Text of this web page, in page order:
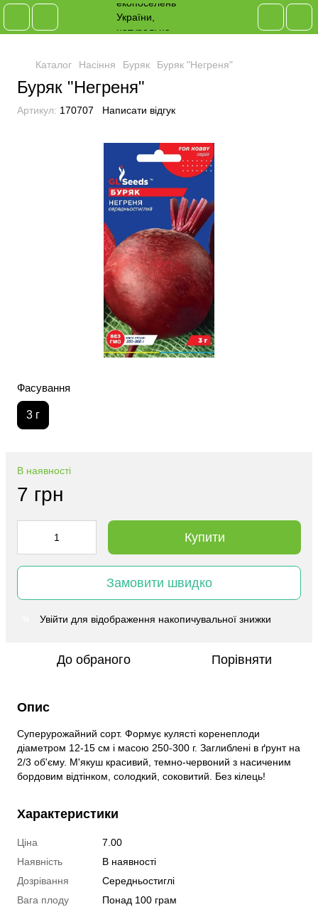
Каталог Насіння Буряк Буряк "Негреня"
Буряк "Негреня"
Артикул: 170707 Написати відгук
Фасування
3 г
В наявності
7 грн
Купити
Замовити швидко
Увійти для відображення накопичувальної знижки
До обраного Порівняти
Опис
Суперурожайний сорт. Формує кулясті коренеплоди
діаметром 12-15 см і масою 250-300 г. Заглиблені в ґрунт на
2/3 об'єму. М'якуш красивий, темно-червоний з насиченим
бордовим відтінком, солодкий, соковитий. Без кілець!
Характеристики
Ціна
7.00
Наявність
В наявності
Дозрівання
Середньостиглі
Вага плоду
Понад 100 грам